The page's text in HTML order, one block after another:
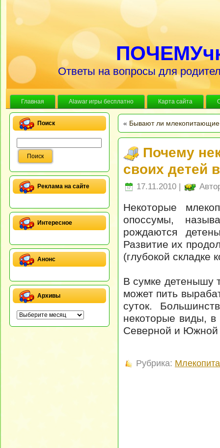
Ответы на вопросы для
Главная Alawar игры бесплатно Карта сайта
Поиск
Реклама на сайте
Интересное
Анонс
Архивы
« Бывают ли
Почему
своих детей
17.11.2010 |
Некоторые
опоссумы,
рождаются
Развитие их
(глубокой складке
В сумке детенышу
может пить
суток.
некоторые виды, в
Северной и Южной
Рубрика: